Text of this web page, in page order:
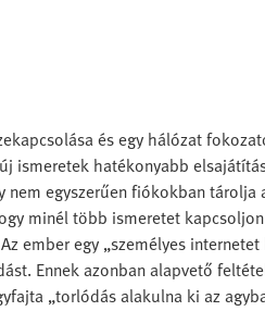
és egy hálózat
ismeretek hatékonyabb
nem egyszerűen fiókokban
minél több ismeretet
ember egy „személyes
Ennek azonban alapvető
„torlódás alakulna ki az